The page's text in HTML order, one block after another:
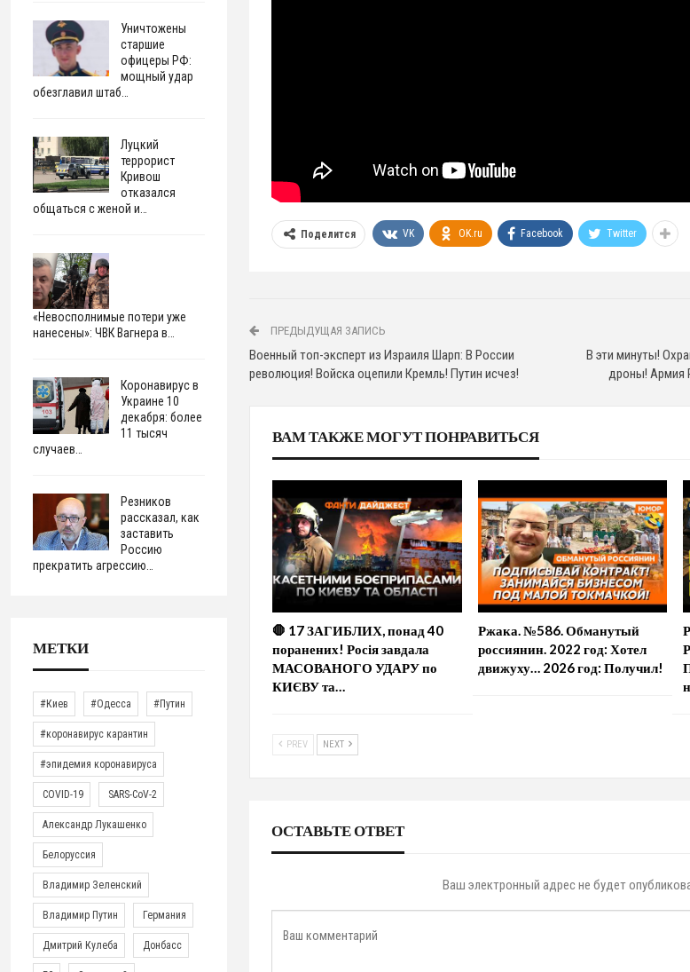
Поделится VK OK.ru Facebook Twitter
ПРЕДЫДУЩАЯ ЗАПИСЬ
Военный топ-эксперт из Израиля Шарп: В России
революция! Войска оцепили Кремль! Путин исчез!
В эти минуты!
дроны! Армия
ВАМ ТАКЖЕ МОГУТ ПОНРАВИТЬСЯ
🛑 17 ЗАГИБЛИХ, понад 40
поранених! Росія завдала
МАСОВАНОГО УДАРУ по
КИЄВУ та…
Ржака. №586. Обманутый
россиянин. 2022 год: Хотел
движуху… 2026 год: Получил!
PREV NEXT
ОСТАВЬТЕ ОТВЕТ
Ваш электронный адрес не будет
Уничтожены
старшие
офицеры РФ:
мощный удар
обезглавил штаб…
Луцкий
террорист
Кривош
отказался
общаться с женой и…
«Невосполнимые потери уже
нанесены»: ЧВК Вагнера в…
Коронавирус в
Украине 10
декабря: более
11 тысяч
случаев…
Резников
рассказал, как
заставить
Россию
прекратить агрессию…
МЕТКИ
#Киев #Одесса #Путин
#коронавирус карантин
#эпидемия коронавируса
COVID-19 SARS-CoV-2
Александр Лукашенко
Белоруссия
Владимир Зеленский
Владимир Путин Германия
Дмитрий Кулеба Донбасс